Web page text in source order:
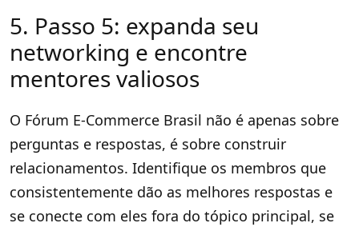
5. Passo 5: expanda seu
networking e encontre
mentores valiosos
O Fórum E-Commerce Brasil não é apenas sobre
perguntas e respostas, é sobre construir
relacionamentos. Identifique os membros que
consistentemente dão as melhores respostas e
se conecte com eles fora do tópico principal, se